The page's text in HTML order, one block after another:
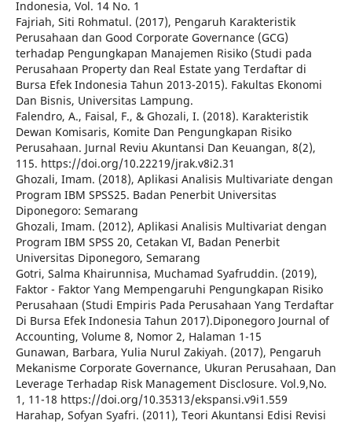
Indonesia, Vol. 14 No. 1
Fajriah, Siti Rohmatul. (2017), Pengaruh Karakteristik
Perusahaan dan Good Corporate Governance (GCG)
terhadap Pengungkapan Manajemen Risiko (Studi pada
Perusahaan Property dan Real Estate yang Terdaftar di
Bursa Efek Indonesia Tahun 2013-2015). Fakultas Ekonomi
Dan Bisnis, Universitas Lampung.
Falendro, A., Faisal, F., & Ghozali, I. (2018). Karakteristik
Dewan Komisaris, Komite Dan Pengungkapan Risiko
Perusahaan. Jurnal Reviu Akuntansi Dan Keuangan, 8(2),
115. https://doi.org/10.22219/jrak.v8i2.31
Ghozali, Imam. (2018), Aplikasi Analisis Multivariate dengan
Program IBM SPSS25. Badan Penerbit Universitas
Diponegoro: Semarang
Ghozali, Imam. (2012), Aplikasi Analisis Multivariat dengan
Program IBM SPSS 20, Cetakan VI, Badan Penerbit
Universitas Diponegoro, Semarang
Gotri, Salma Khairunnisa, Muchamad Syafruddin. (2019),
Faktor - Faktor Yang Mempengaruhi Pengungkapan Risiko
Perusahaan (Studi Empiris Pada Perusahaan Yang Terdaftar
Di Bursa Efek Indonesia Tahun 2017).Diponegoro Journal of
Accounting, Volume 8, Nomor 2, Halaman 1-15
Gunawan, Barbara, Yulia Nurul Zakiyah. (2017), Pengaruh
Mekanisme Corporate Governance, Ukuran Perusahaan, Dan
Leverage Terhadap Risk Management Disclosure. Vol.9,No.
1, 11-18 https://doi.org/10.35313/ekspansi.v9i1.559
Harahap, Sofyan Syafri. (2011), Teori Akuntansi Edisi Revisi